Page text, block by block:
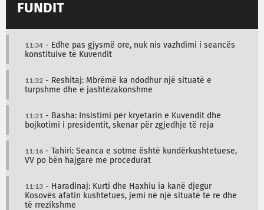
FUNDIT
11:34 - Edhe pas gjysmë ore, nuk nis vazhdimi i seancës
konstituive të Kuvendit
11:32 - Reshitaj: Mbrëmë ka ndodhur një situatë e
turpshme dhe e jashtëzakonshme
11:21 - Basha: Insistimi për kryetarin e Kuvendit dhe
bojkotimi i presidentit, skenar për zgjedhje të reja
11:16 - Tahiri: Seanca e sotme është kundërkushtetuese,
VV po bën hajgare me procedurat
11:13 - Haradinaj: Kurti dhe Haxhiu ia kanë djegur
Kosovës afatin kushtetues, jemi në një situatë të re dhe
të rrezikshme